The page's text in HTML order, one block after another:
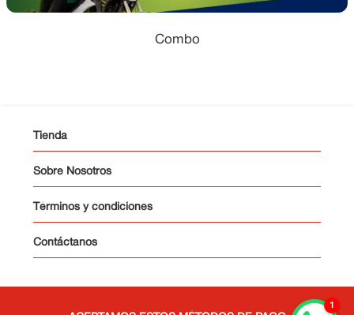
Combo
Tienda
Sobre Nosotros
Términos y condiciones
Contáctanos
1